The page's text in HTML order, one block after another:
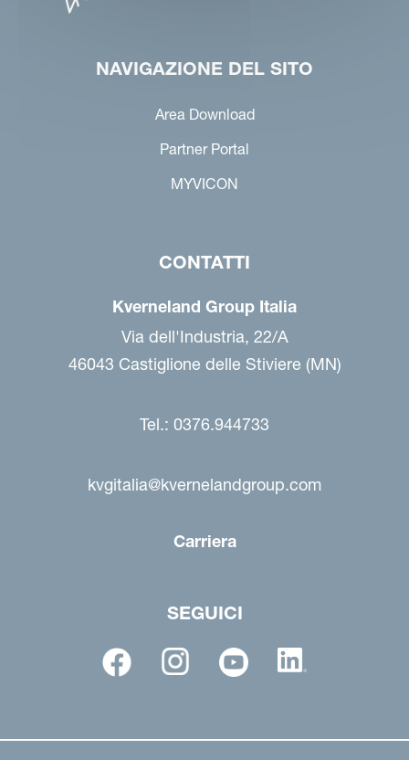
NAVIGAZIONE DEL SITO
Area Download
Partner Portal
MYVICON
CONTATTI
Kverneland Group Italia
Via dell'Industria, 22/A
46043 Castiglione delle Stiviere (MN)
Tel.: 0376.944733
kvgitalia@kvernelandgroup.com
Carriera
SEGUICI